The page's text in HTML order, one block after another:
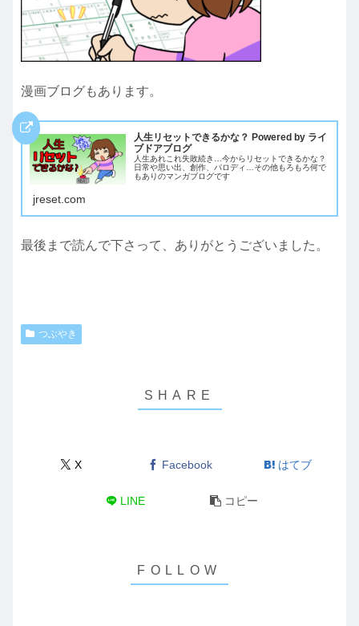
漫画ブログもあります。
人生リセットできるかな？ Powered by ライ
ブドアブログ
人生あれこれ失敗続き…今からリセットできるかな？
日常や思い出、創作、パロディ…その他もろもろ何で
もありのマンガブログです
jreset.com
最後まで読んで下さって、ありがとうございました。
つぶやき
X Facebook はてブ
LINE コピー